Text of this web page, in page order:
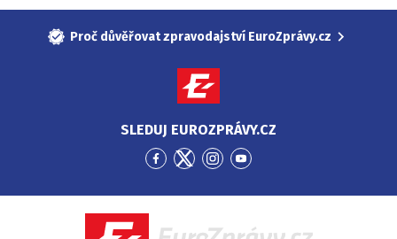
Proč důvěřovat zpravodajství EuroZprávy.cz
SLEDUJ EUROZPRÁVY.CZ
Přejít
Facebook
Přejít
Twitter
Přejít
Instagram
Přejít
YouTube
EuroZprávy.cz